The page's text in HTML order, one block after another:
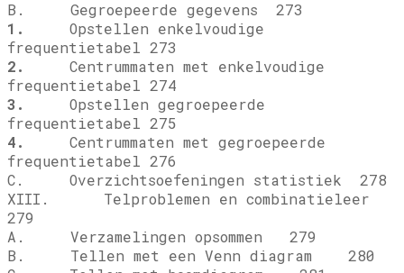
B. Gegroepeerde gegevens 273
1.
Opstellen enkelvoudige
frequentietabel 273
2.
Centrummaten met enkelvoudige
frequentietabel 274
3.
Opstellen gegroepeerde
frequentietabel 275
4.
Centrummaten met gegroepeerde
frequentietabel 276
C. Overzichtsoefeningen statistiek 278
XIII. Telproblemen en combinatieleer
279
A. Verzamelingen opsommen 279
B. Tellen met een Venn diagram 280